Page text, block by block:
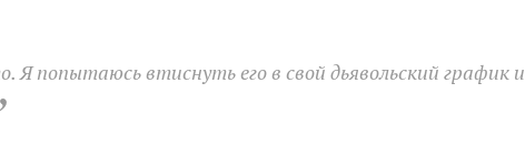
Я попытаюсь втиснуть его в свой дьявольский график и